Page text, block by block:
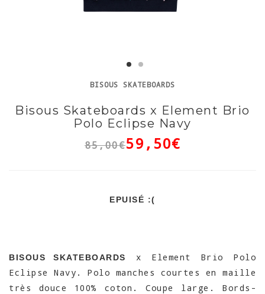
BISOUS SKATEBOARDS
Bisous Skateboards x Element Brio
Polo Eclipse Navy
85,00€59,50€
EPUISÉ :(
BISOUS SKATEBOARDS
x Element Brio Polo
Eclipse Navy. Polo manches courtes en maille
très douce 100% coton. Coupe large. Bords-